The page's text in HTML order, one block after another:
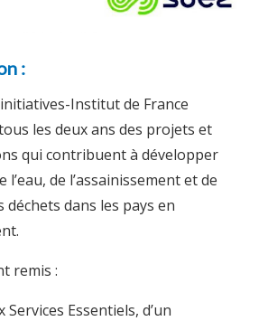
:
initiatives-Institut de France
les deux ans des projets et
qui contribuent à développer
l’eau, de l’assainissement et de
déchets dans les pays en
remis :
Services Essentiels, d’un